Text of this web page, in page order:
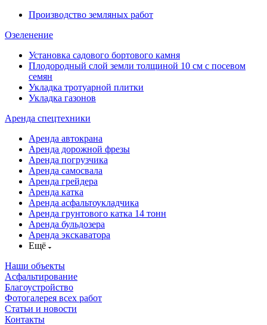
Производство земляных работ
Озеленение
Установка садового бортового камня
Плодородный слой земли толщиной 10 см с посевом
семян
Укладка тротуарной плитки
Укладка газонов
Аренда спецтехники
Аренда автокрана
Аренда дорожной фрезы
Аренда погрузчика
Аренда самосвала
Аренда грейдера
Аренда катка
Аренда асфальтоукладчика
Аренда грунтового катка 14 тонн
Аренда бульдозера
Аренда экскаватора
Ещё
Наши объекты
Асфальтирование
Благоустройство
Фотогалерея всех работ
Статьи и новости
Контакты